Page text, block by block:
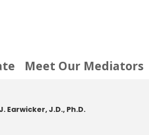
Meet Our Mediators
Earwicker, J.D., Ph.D.